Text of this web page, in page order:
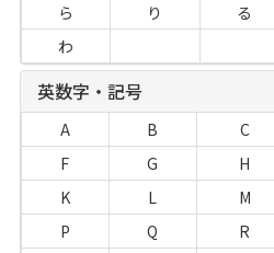
ら
り る
わ
英数字・記号
A B C
F
G H
K
L M
P
Q R